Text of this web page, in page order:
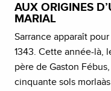
AUX ORIGINES
MARIAL
Sarrance apparaît
1343. Cette année-là,
père de Gaston
cinquante sols